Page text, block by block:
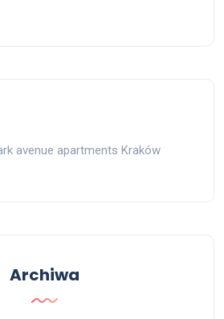
avenue apartments Kraków
Archiwa